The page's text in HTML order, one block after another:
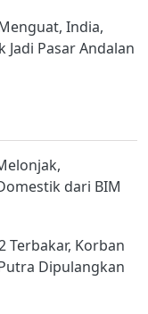
India,
Jadi Pasar Andalan
dari BIM
Terbakar, Korban
Dipulangkan